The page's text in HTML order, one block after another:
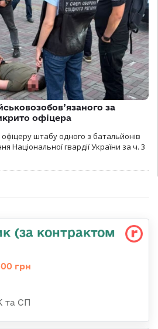
за
офіцера
штабу одного з батальйонів
Національної гвардії України за ч. 3
(за контрактом
грн
та СП